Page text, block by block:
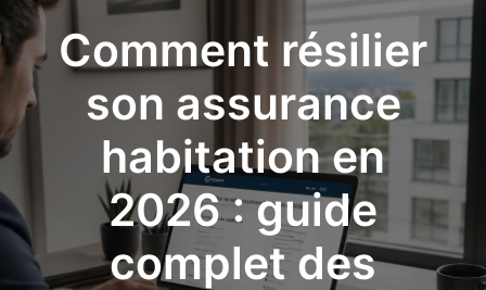
Comment résilier
son assurance
habitation en
2026 : guide
complet des